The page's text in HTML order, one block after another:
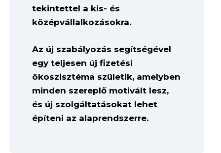
tekintettel a kis- és
középvállalkozásokra.
Az új szabályozás segítségével
egy teljesen új fizetési
ökoszisztéma születik, amelyben
minden szereplő motivált lesz,
és új szolgáltatásokat lehet
építeni az alaprendszerre.